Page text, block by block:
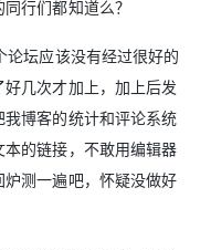
行们都知道么？
论坛应该没有经过很好的
几次才加上，加上后发
博客的统计和评论系统
的链接，不敢用编辑器
测一遍吧，怀疑没做好